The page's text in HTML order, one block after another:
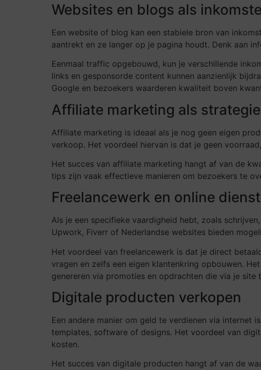
Websites en blogs als
Een website of blog kan een stabiele bron van
aantrekt en ze langer op je pagina houdt. Denk aan
Eenmaal traffic opgebouwd, kun je verschillende
links en gesponsorde content kunnen aanzienlijk
Google en bezoekers waarderen kwaliteit boven
Affiliate marketing als strategie
Affiliate marketing is ideaal als je nog geen eigen
verkoop. Het voordeel hiervan is dat je geen
Het succes van affiliate marketing hangt af van de
tips zijn vaak effectieve manieren om bezoekers te
Freelancewerk en online
Als je een specifieke vaardigheid hebt, zoals
Upwork, Fiverr of Nederlandse websites bieden
Het voordeel van freelancewerk is dat je direct
vragen en zelfs een eigen klantenkring opbouwen.
genereren via promoties en opdrachten die via je site
Digitale producten verkopen
Een andere manier om geld te verdienen via internet
templates, software of designs. Het voordeel van
kosten.
Het succes van digitale producten hangt af van de